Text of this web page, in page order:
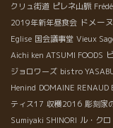
クリュ街道 ピレネ山脈
2019年新年昼食会 ドメー
Eglise 国会議事堂 Vieux
Aichi ken ATSUMI FOODS
ジョロワーズ bistro
Henind DOMAINE RENAUD
ティス17 収穫2016 彫刻家
Sumiyaki SHINORI ル・ク